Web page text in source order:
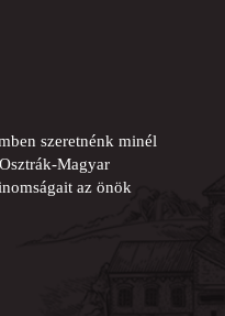
szeretnénk minél
Magyar
az önök